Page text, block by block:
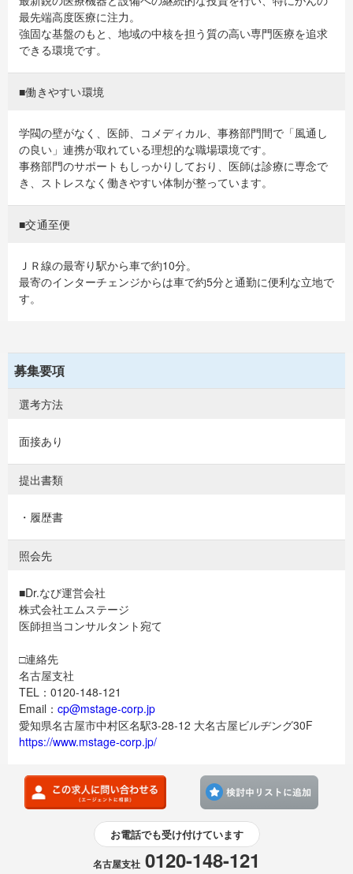
最先端高度医療に注力。
強固な基盤のもと、地域の中核を担う質の高い専門医療を追求
できる環境です。
■働きやすい環境
学閥の壁がなく、医師、コメディカル、事務部門間で「風通し
の良い」連携が取れている理想的な職場環境です。
事務部門のサポートもしっかりしており、医師は診療に専念で
き、ストレスなく働きやすい体制が整っています。
■交通至便
ＪＲ線の最寄り駅から車で約10分。
最寄のインターチェンジからは車で約5分と通勤に便利な立地で
す。
募集要項
選考方法
面接あり
提出書類
・履歴書
照会先
■Dr.なび運営会社
株式会社エムステージ
医師担当コンサルタント宛て
□連絡先
名古屋支社
TEL：0120-148-121
Email： cp@mstage-corp.jp
愛知県名古屋市中村区名駅3-28-12 大名古屋ビルヂング30F
https://www.mstage-corp.jp/
お電話でも受け付けています
名古屋支社 0120-148-121